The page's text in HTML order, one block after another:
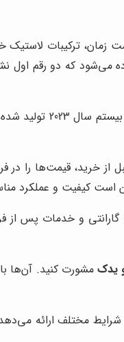
کنید. با گذشت زمان،
می‌شود که دو رقم اول
به عنوان مثال، اگر بر روی
قیمت‌ها را در
است کیفیت و عملکرد
و خدمات پس از
یدک مشورت کنید. آن‌ها
مختلف ارائه